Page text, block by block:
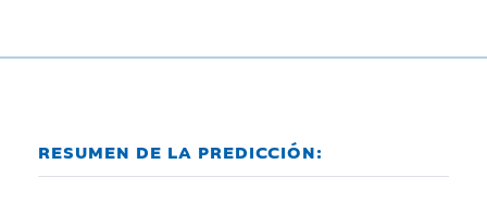
RESUMEN DE LA PREDICCIÓN: